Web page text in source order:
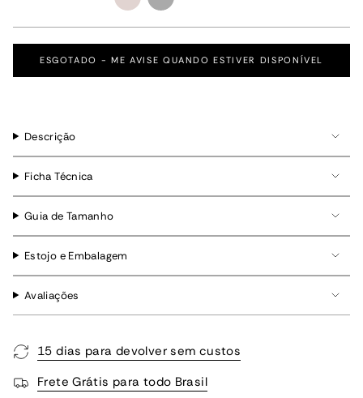
ESGOTADO - ME AVISE QUANDO ESTIVER DISPONÍVEL
Descrição
Ficha Técnica
Guia de Tamanho
Estojo e Embalagem
Avaliações
15 dias para devolver sem custos
Frete Grátis para todo Brasil